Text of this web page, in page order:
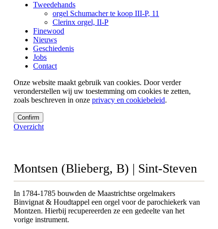
Tweedehands
orgel Schumacher te koop III-P, 11
Clerinx orgel, II-P
Finewood
Nieuws
Geschiedenis
Jobs
Contact
Onze website maakt gebruik van cookies. Door verder
veronderstellen wij uw toestemming om cookies te zetten,
zoals beschreven in onze privacy en cookiebeleid.
Confirm
Overzicht
Montsen (Blieberg, B) | Sint-Steven
In 1784-1785 bouwden de Maastrichtse orgelmakers
Binvignat & Houdtappel een orgel voor de parochiekerk van
Montzen. Hierbij recupereerden ze een gedeelte van het
vorige instrument.